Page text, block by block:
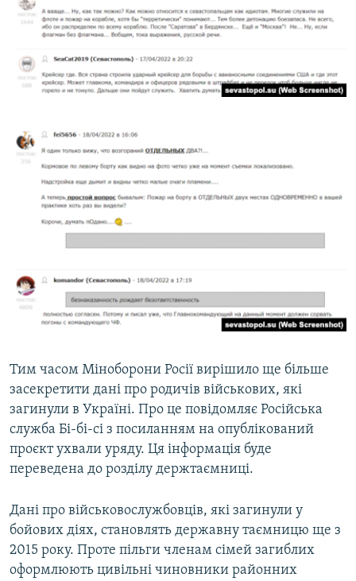
Тим часом Міноборони Росії вирішило ще більше
засекретити дані про родичів військових, які
загинули в Україні. Про це повідомляє Російська
служба Бі-бі-сі з посиланням на опублікований
проєкт ухвали уряду. Ця інформація буде
переведена до розділу держтаємниці.
Дані про військовослужбовців, які загинули у
бойових діях, становлять державну таємницю ще з
2015 року. Проте пільги членам сімей загиблих
оформлюють цивільні чиновники районних